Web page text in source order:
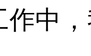
作中